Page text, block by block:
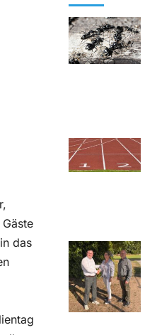
das